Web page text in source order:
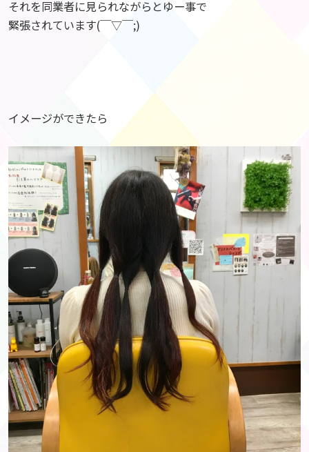
それを同業者に見られながらとゆー事で
緊張されています(￣▽￣;)
イメージができたら